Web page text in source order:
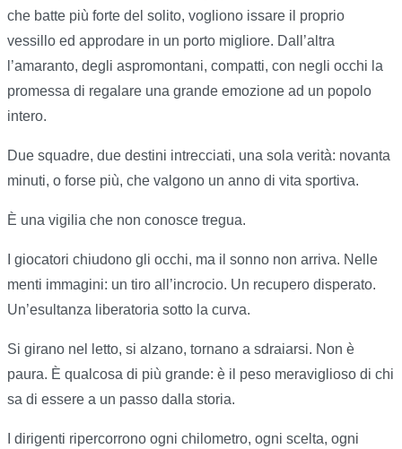
che batte più forte del solito, vogliono issare il proprio
vessillo ed approdare in un porto migliore. Dall’altra
l’amaranto, degli aspromontani, compatti, con negli occhi la
promessa di regalare una grande emozione ad un popolo
intero.
Due squadre, due destini intrecciati, una sola verità: novanta
minuti, o forse più, che valgono un anno di vita sportiva.
È una vigilia che non conosce tregua.
I giocatori chiudono gli occhi, ma il sonno non arriva. Nelle
menti immagini: un tiro all’incrocio. Un recupero disperato.
Un’esultanza liberatoria sotto la curva.
Si girano nel letto, si alzano, tornano a sdraiarsi. Non è
paura. È qualcosa di più grande: è il peso meraviglioso di chi
sa di essere a un passo dalla storia.
I dirigenti ripercorrono ogni chilometro, ogni scelta, ogni